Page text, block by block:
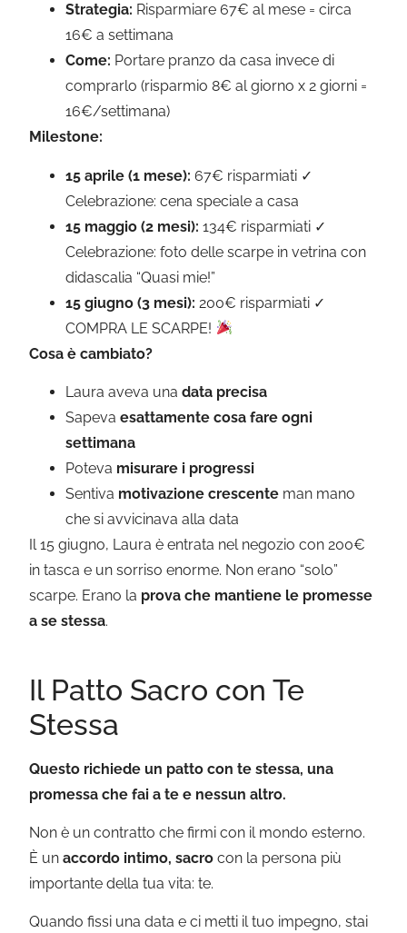
Strategia: Risparmiare 67€ al mese = circa
16€ a settimana
Come: Portare pranzo da casa invece di
comprarlo (risparmio 8€ al giorno x 2 giorni =
16€/settimana)
Milestone:
15 aprile (1 mese): 67€ risparmiati ✓
Celebrazione: cena speciale a casa
15 maggio (2 mesi): 134€ risparmiati ✓
Celebrazione: foto delle scarpe in vetrina con
didascalia “Quasi mie!”
15 giugno (3 mesi): 200€ risparmiati ✓
COMPRA LE SCARPE!
Cosa è cambiato?
Laura aveva unadata precisa
Sapevaesattamente cosa fare ogni
settimana
Poteva misurare i progressi
Sentiva motivazione crescente man mano
che si avvicinava alla data
Il 15 giugno, Laura è entrata nel negozio con 200€
in tasca e un sorriso enorme. Non erano “solo”
scarpe. Erano la prova che mantiene le promesse
a se stessa.
Il Patto Sacro con Te
Stessa
Questo richiede un patto con te stessa, una
promessa che fai a te e nessun altro.
Non è un contratto che firmi con il mondo esterno.
È unaccordo intimo, sacro con la persona più
importante della tua vita: te.
Quando fissi una data e ci metti il tuo impegno, stai